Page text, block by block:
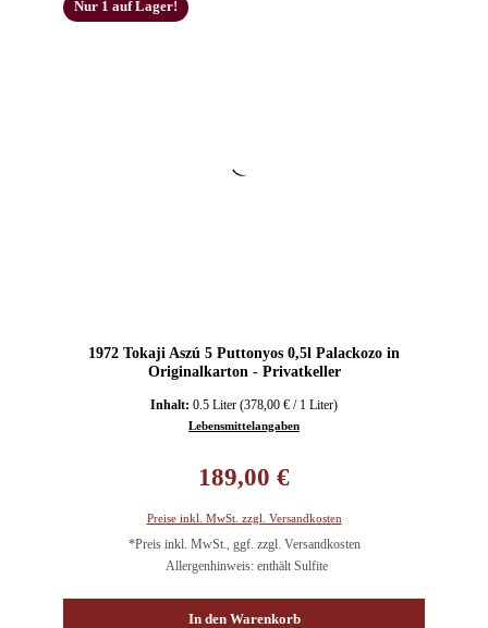
Nur 1 auf Lager!
1972 Tokaji Aszú 5 Puttonyos 0,5l Palackozo in
Originalkarton - Privatkeller
Inhalt: 0.5 Liter (378,00 € / 1 Liter)
Lebensmittelangaben
189,00 €
Preise inkl. MwSt. zzgl. Versandkosten
*Preis inkl. MwSt., ggf. zzgl. Versandkosten
Allergenhinweis: enthält Sulfite
In den Warenkorb